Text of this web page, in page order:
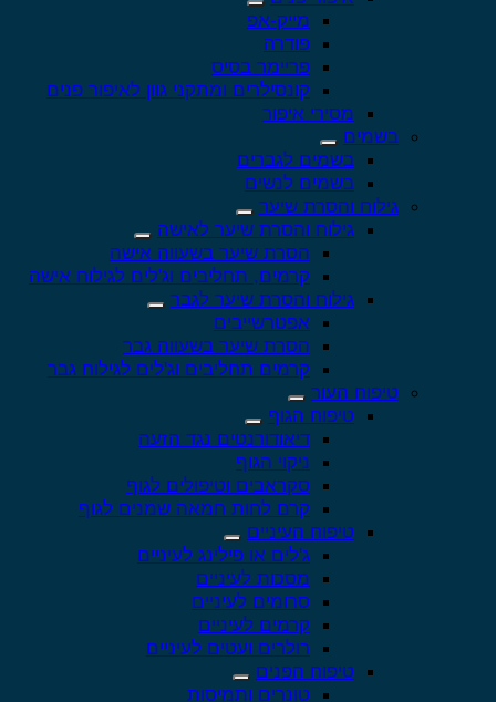
מייק-אפ
פודרה
פריימר בסיס
קונסילרים ומתקני גוון לאיפור פנים
מסירי איפור
בשמים
בשמים לגברים
בשמים לנשים
גילוח והסרת שיער
גילוח והסרת שיער לאישה
הסרת שיער בשעווה אישה
קרמים, תחליבים וג'לים לגילוח אישה
גילוח והסרת שיער לגבר
אפטרשייבים
הסרת שיער בשעווה גבר
קרמים תחליבים וג'לים לגילוח גבר
טיפוח העור
טיפוח הגוף
דיאודורנטים נגד הזעה
ניקוי הגוף
סקראבים וטיפולים לגוף
קרם לחות חמאה שמנים לגוף
טיפוח העיניים
ג'לים או פילינג לעיניים
מסכות לעיניים
סרומים לעיניים
קרמים לעיניים
רולרים ועטים לעיניים
טיפוח הפנים
טונרים ותמיסות